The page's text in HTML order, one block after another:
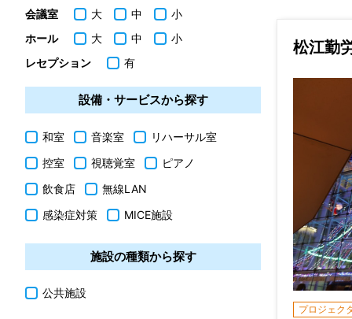
松江勤
プロジェク
会議室 大 中
小
ホール
大 中
小
レセプション
有
設備・サービスから探す
和室 音楽室
リハーサル室
控室
視聴覚室
ピアノ
飲食店
無線LAN
感染症対策
MICE施設
施設の種類から探す
公共施設